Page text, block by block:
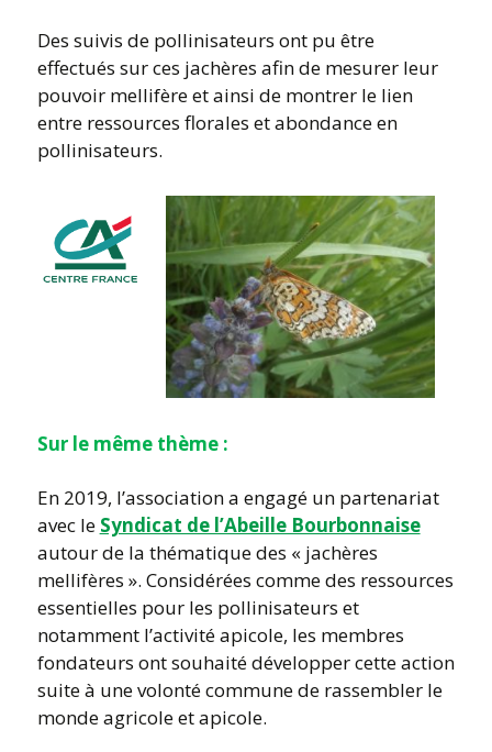
Des suivis de pollinisateurs ont pu être
effectués sur ces jachères afin de mesurer leur
pouvoir mellifère et ainsi de montrer le lien
entre ressources florales et abondance en
pollinisateurs.
Sur le même thème :
En 2019, l’association a engagé un partenariat
avec le Syndicat de l’Abeille Bourbonnaise
autour de la thématique des « jachères
mellifères ». Considérées comme des ressources
essentielles pour les pollinisateurs et
notamment l’activité apicole, les membres
fondateurs ont souhaité développer cette action
suite à une volonté commune de rassembler le
monde agricole et apicole.